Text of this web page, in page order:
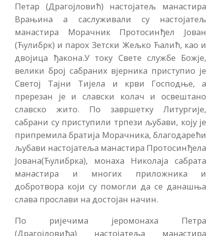
Петар (Драгојловић) настојатељ манастира
Врањина а саслуживали су настојатељ
манастира Морачник Протосинђел Јован
(Ћулибрк) и парох Зетски Жељко Ћалић, као и
двојица ђакона.У току Свете службе Божје,
велики број сабраних вјерника приступио је
Светој Тајни Тијела и крви Господње, а
пререзан је и славски колач и освештано
славско жито. По завршетку Литургије,
сабрани су приступили трпези љубави, коју је
припремила братија Морачника, благодарећи
љубави настојатеља манастира Протосинђела
Јована(Ћулибрка), монаха Николаја сабрата
манастира и многих приложника и
добротвора који су помогли да се данашња
слава прослави на достојан начин.
По ријечима јеромонаха Петра
(Драгојловића) настојатеља манастира